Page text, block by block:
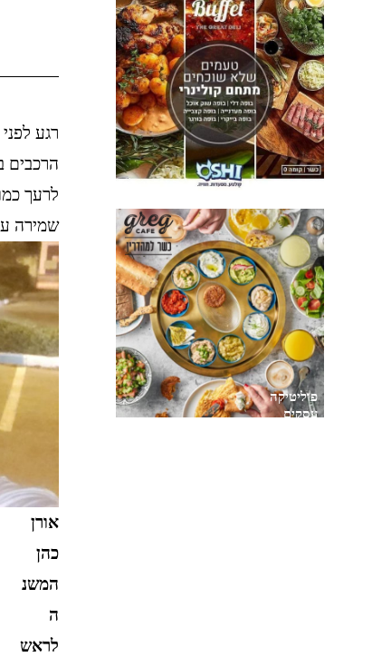
פוליטיקה
עסקים
רגע
הרכבים
לרעך
שמירה
אורן
כהן
המשנ
ה
לראש